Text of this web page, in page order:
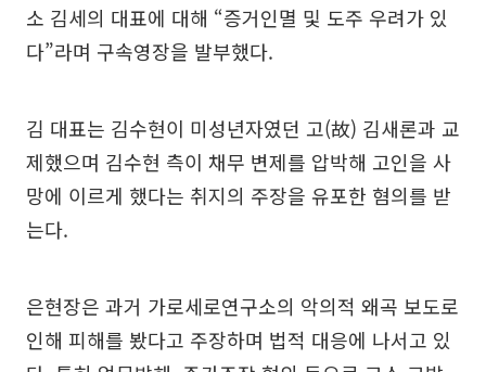
소 김세의 대표에 대해 “증거인멸 및 도주 우려가 있
다”라며 구속영장을 발부했다.
김 대표는 김수현이 미성년자였던 고(故) 김새론과 교
제했으며 김수현 측이 채무 변제를 압박해 고인을 사
망에 이르게 했다는 취지의 주장을 유포한 혐의를 받
는다.
은현장은 과거 가로세로연구소의 악의적 왜곡 보도로
인해 피해를 봤다고 주장하며 법적 대응에 나서고 있